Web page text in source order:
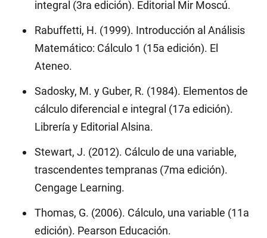
integral (3ra edición). Editorial Mir Moscú.
Rabuffetti, H. (1999). Introducción al Análisis
Matemático: Cálculo 1 (15a edición). El
Ateneo.
Sadosky, M. y Guber, R. (1984). Elementos de
cálculo diferencial e integral (17a edición).
Librería y Editorial Alsina.
Stewart, J. (2012). Cálculo de una variable,
trascendentes tempranas (7ma edición).
Cengage Learning.
Thomas, G. (2006). Cálculo, una variable (11a
edición). Pearson Educación.